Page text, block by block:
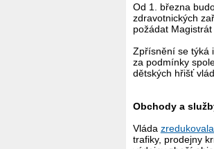
Od 1. března
zdravotnických
požádat
Zpřísnění se týká
za podmínky
dětských hřišť
Obchody a
Vláda
trafiky, prodejny